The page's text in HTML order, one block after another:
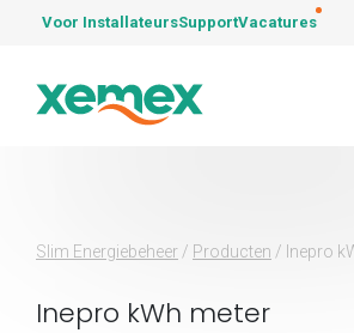
Voor InstallateursSupportVacatures
Slim Energiebeheer / Producten / Inepro
Inepro kWh meter